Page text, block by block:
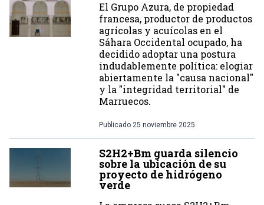
El Grupo Azura, de propiedad
francesa, productor de productos
agrícolas y acuícolas en el
Sáhara Occidental ocupado, ha
decidido adoptar una postura
indudablemente política: elogiar
abiertamente la "causa nacional"
y la "integridad territorial" de
Marruecos.
Publicado 25 noviembre 2025
S2H2+Bm guarda silencio
sobre la ubicación de su
proyecto de hidrógeno
verde